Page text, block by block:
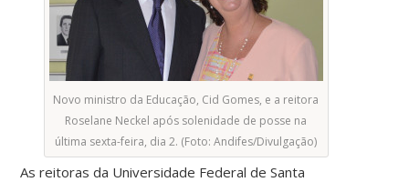
Novo ministro da Educação, Cid Gomes, e a reitora
Roselane Neckel após solenidade de posse na
última sexta-feira, dia 2. (Foto: Andifes/Divulgação)
As reitoras da Universidade Federal de Santa